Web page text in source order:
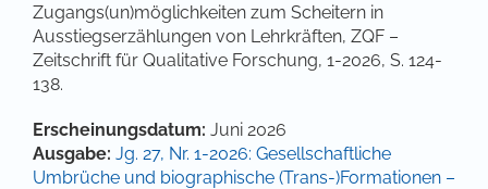
Zugangs(un)möglichkeiten zum Scheitern in
Ausstiegserzählungen von Lehrkräften, ZQF –
Zeitschrift für Qualitative Forschung, 1-2026, S. 124-
138.
Artikel-Details
Erscheinungsdatum: Juni 2026
Ausgabe: Jg. 27, Nr. 1-2026: Gesellschaftliche
Umbrüche und biographische (Trans-)Formationen –